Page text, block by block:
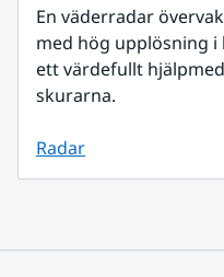
En väderradar
med hög upplösning
ett värdefullt
skurarna.
Radar